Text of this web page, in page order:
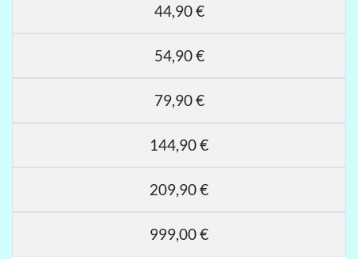
44,90 €
54,90 €
79,90 €
144,90 €
209,90 €
999,00 €